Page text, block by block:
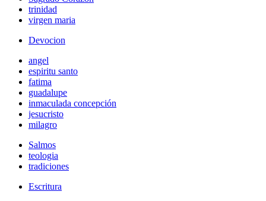
trinidad
virgen maria
Devocion
angel
espiritu santo
fatima
guadalupe
inmaculada concepción
jesucristo
milagro
Salmos
teologia
tradiciones
Escritura